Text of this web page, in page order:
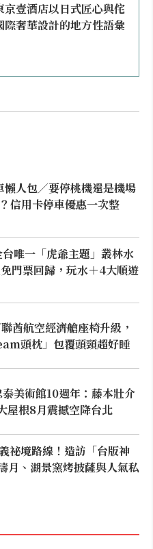
京壹酒店以日式匠心與侘
際奢華設計的地方性語彙
人包／要停桃機還是機場
信用卡停車優惠一次整
台唯一「虎爺主題」叢林水
門票回歸，玩水＋4大順遊
酋航空經濟艙座椅升級，
頭枕」包覆頭頸超好睡
美術館10週年：藤本壯介
屋根8月震撼空降台北
祕境路線！造訪「台版神
月、湖景窯烤披薩與人氣私